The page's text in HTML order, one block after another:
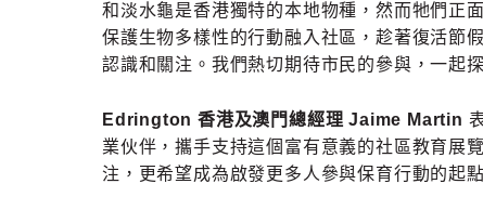
和淡水龜是香港獨特的本地物種，然而牠們正
保護生物多樣性的行動融入社區，趁著復活節
認識和關注。我們熱切期待市民的參與，一起
Edrington 香港及澳門總經理 Jaime Martin
業伙伴，攜手支持這個富有意義的社區教育展
注，更希望成為啟發更多人參與保育行動的起